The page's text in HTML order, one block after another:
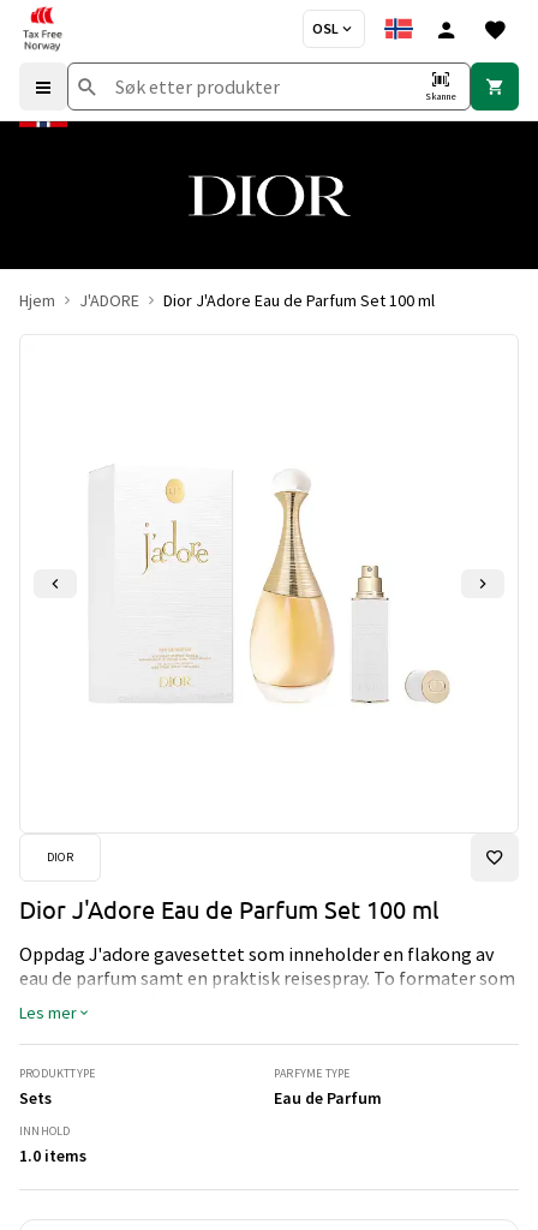
OSL
Skanne
Hjem J'ADORE Dior J'Adore Eau de Parfum Set 100 ml
DIOR
Dior J'Adore Eau de Parfum Set 100 ml
Oppdag J'adore gavesettet som inneholder en flakong av
eau de parfum samt en praktisk reisespray. To formater som
gjør det enkelt å friske opp duften av J'adore – når som
helst.
Les mer
PRODUKTTYPE
Sets
PARFYME TYPE
Eau de Parfum
INNHOLD
1.0 items